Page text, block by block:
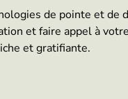
de pointe et de
et faire appel à
et gratifiante.